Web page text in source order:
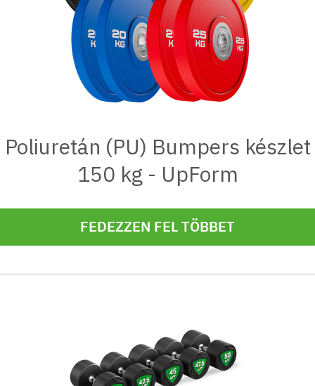
Poliuretán (PU) Bumpers készlet
150 kg - UpForm
FEDEZZEN FEL TÖBBET